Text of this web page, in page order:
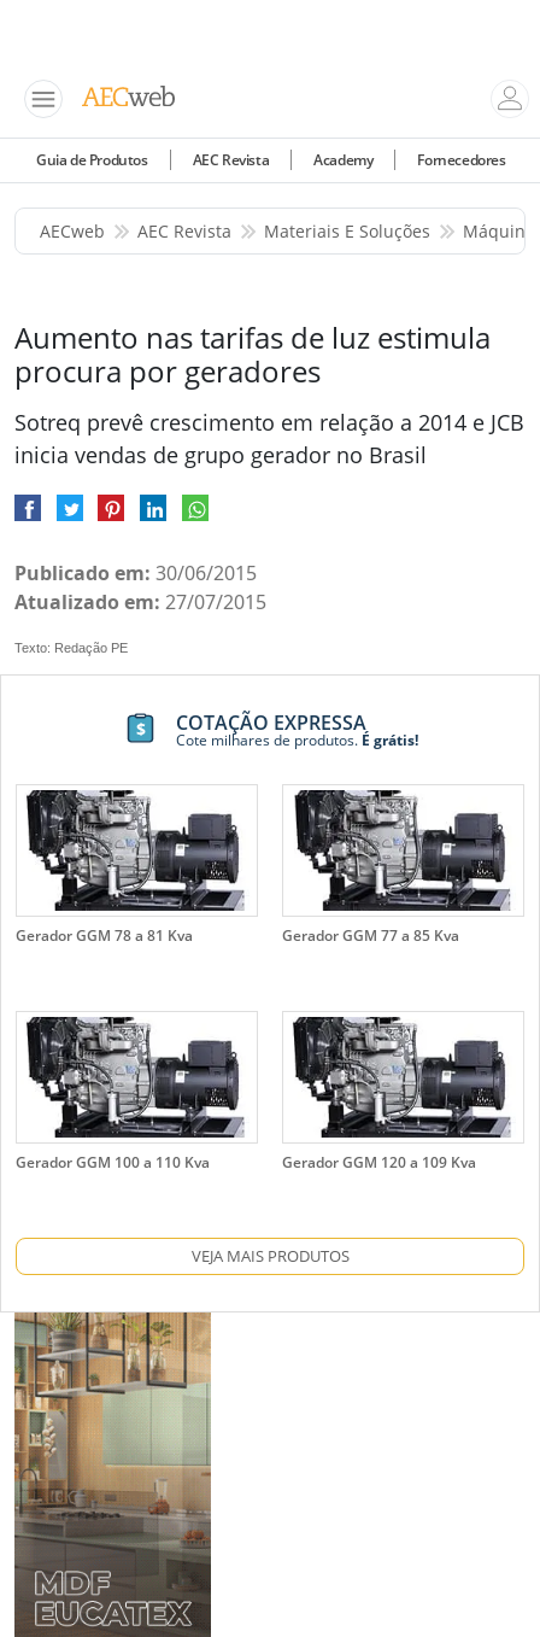
Guia de Produtos AEC Revista Academy Fornecedores
AECweb AEC Revista Materiais E Soluções
Aumento nas tarifas de luz estimula
procura por geradores
Sotreq prevê crescimento em relação a 2014 e JCB
inicia vendas de grupo gerador no Brasil
Publicado em: 30/06/2015
Atualizado em: 27/07/2015
Texto: Redação PE
COTAÇÃO EXPRESSA
Cote milhares de produtos.É grátis!
Gerador GGM 78 a 81 Kva Gerador GGM 77 a 85 Kva
Gerador GGM 100 a 110 Kva Gerador GGM 120 a 109 Kva
VEJA MAIS PRODUTOS